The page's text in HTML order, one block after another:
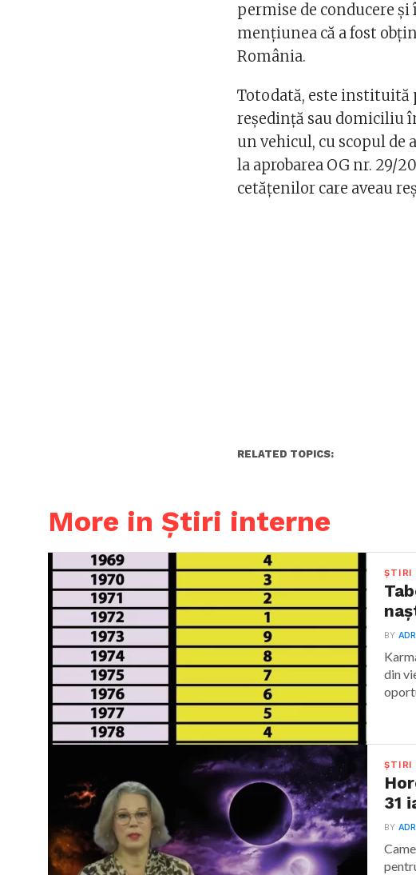
permise de conducere
menţiunea că a fost
România.
Totodată, este instituită
reşedinţă sau domiciliu
un vehicul, cu scopul
la aprobarea OG nr. 29/
cetăţenilor care aveau
RELATED TOPICS:
More in Știri interne
ȘTIRI
BY
din
ȘTIRI
31
BY